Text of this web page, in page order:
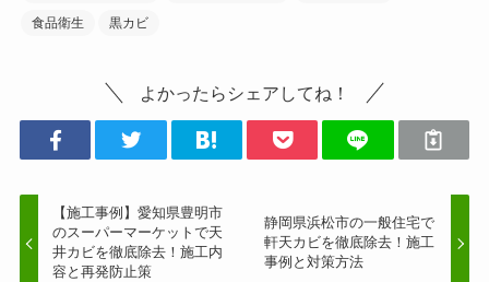
食品衛生 黒カビ
よかったらシェアしてね！
【施工事例】愛知県豊明市
のスーパーマーケットで天
井カビを徹底除去！施工内
容と再発防止策
静岡県浜松市の一般住宅で
軒天カビを徹底除去！施工
事例と対策方法